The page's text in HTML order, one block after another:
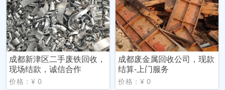
成都新津区二手废铁回收，
现场结款，诚信合作
价格：¥ 0
成都废金属回收公司，现款
结算-上门服务
价格：¥ 0